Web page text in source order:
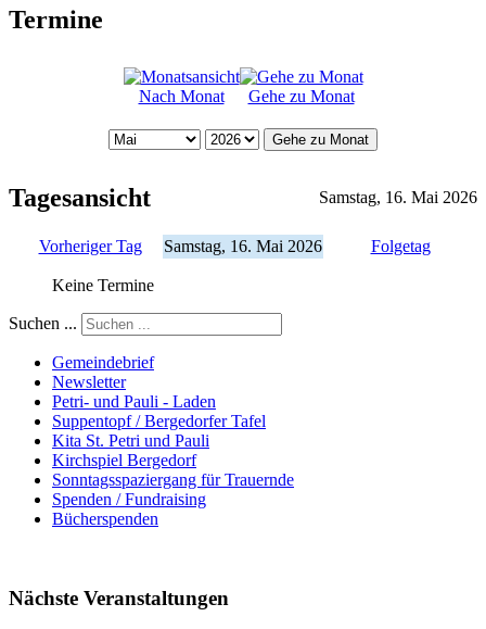
Termine
Nach Monat Gehe zu Monat
Gehe zu Monat
Tagesansicht Samstag, 16. Mai 2026
Vorheriger Tag Samstag, 16. Mai 2026 Folgetag
Keine Termine
Suchen ...
Gemeindebrief
Newsletter
Petri- und Pauli - Laden
Suppentopf / Bergedorfer Tafel
Kita St. Petri und Pauli
Kirchspiel Bergedorf
Sonntagsspaziergang für Trauernde
Spenden / Fundraising
Bücherspenden
Nächste Veranstaltungen